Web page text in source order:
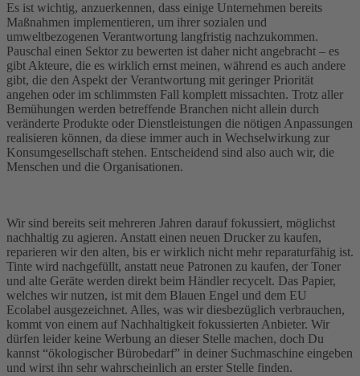
Es ist wichtig, anzuerkennen, dass einige Unternehmen bereits
Maßnahmen implementieren, um ihrer sozialen und
umweltbezogenen Verantwortung langfristig nachzukommen.
Pauschal einen Sektor zu bewerten ist daher nicht angebracht – es
gibt Akteure, die es wirklich ernst meinen, während es auch andere
gibt, die den Aspekt der Verantwortung mit geringer Priorität
angehen oder im schlimmsten Fall komplett missachten. Trotz aller
Bemühungen werden betreffende Branchen nicht allein durch
veränderte Produkte oder Dienstleistungen die nötigen Anpassungen
realisieren können, da diese immer auch in Wechselwirkung zur
Konsumgesellschaft stehen. Entscheidend sind also auch wir, die
Menschen und die Organisationen.
Wir sind bereits seit mehreren Jahren darauf fokussiert, möglichst
nachhaltig zu agieren. Anstatt einen neuen Drucker zu kaufen,
reparieren wir den alten, bis er wirklich nicht mehr reparaturfähig ist.
Tinte wird nachgefüllt, anstatt neue Patronen zu kaufen, der Toner
und alte Geräte werden direkt beim Händler recycelt. Das Papier,
welches wir nutzen, ist mit dem Blauen Engel und dem EU
Ecolabel ausgezeichnet. Alles, was wir diesbezüglich verbrauchen,
kommt von einem auf Nachhaltigkeit fokussierten Anbieter. Wir
dürfen leider keine Werbung an dieser Stelle machen, doch Du
kannst “ökologischer Bürobedarf” in deiner Suchmaschine eingeben
und wirst ihn sehr wahrscheinlich an erster Stelle finden.